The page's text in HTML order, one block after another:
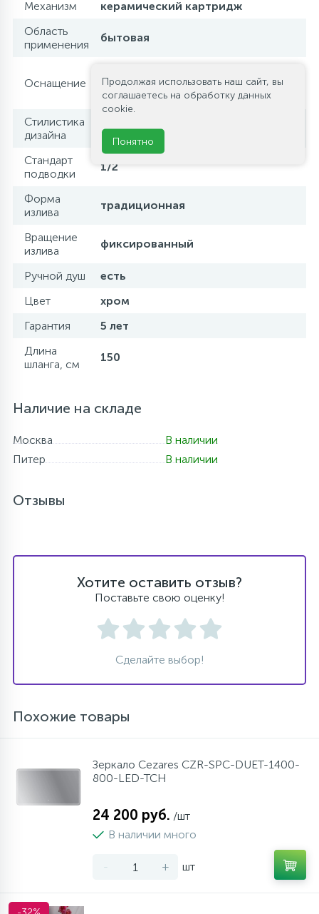
Механизм
керамический картридж
Область
применения
бытовая
Оснащение
душевой лейки / душевая лейка /
душевой шланг / эксцентрики
Стилистика
дизайна
современный стиль
Стандарт
подводки
1/2
Форма
излива
традиционная
Вращение
излива
фиксированный
Ручной душ
есть
Цвет
хром
Гарантия
5 лет
Длина
шланга, см
150
Наличие на складе
Москва
В наличии
Питер
В наличии
Отзывы
Хотите оставить отзыв?
Поставьте свою оценку!
Сделайте выбор!
Похожие товары
Зеркало Cezares CZR-SPC-DUET-1400-
800-LED-TCH
24 200 руб. /шт
В наличии много
- + шт
Продолжая использовать наш сайт, вы
соглашаетесь на обработку данных
cookie.
Понятно